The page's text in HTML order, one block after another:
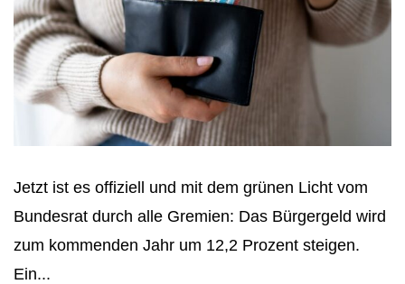
Jetzt ist es offiziell und mit dem grünen Licht vom
Bundesrat durch alle Gremien: Das Bürgergeld wird
zum kommenden Jahr um 12,2 Prozent steigen.
Ein...